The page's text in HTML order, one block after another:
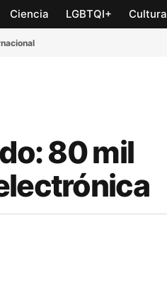
Ciencia LGBTQI+ Cultura
80 mil